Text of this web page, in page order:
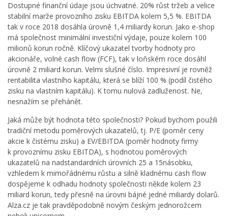
Dostupné finanční údaje jsou úchvatné. 20% růst tržeb a velice
stabilní marže provozního zisku EBITDA kolem 5,5 %. EBITDA
tak v roce 2018 dosáhla úrovně 1,4 miliardy korun. Jako e-shop
má společnost minimální investiční výdaje, pouze kolem 100
milionů korun ročně. Klíčový ukazatel tvorby hodnoty pro
akcionáře, volné cash flow (FCF), tak v loňském roce dosáhl
úrovně 2 miliard korun. Velmi slušné číslo. Impresivní je rovněž
rentabilita vlastního kapitálu, která se blíží 100 % (podíl čistého
zisku na vlastním kapitálu). K tomu nulová zadluženost. Ne,
nesnažím se přehánět.
Jaká může být hodnota této společnosti? Pokud bychom použili
tradiční metodu poměrových ukazatelů, tj. P/E (poměr ceny
akcie k čistému zisku) a EV/EBITDA (poměr hodnoty firmy
k provoznímu zisku EBITDA), s hodnotou poměrových
ukazatelů na nadstandardních úrovních 25 a 15násobku,
vzhledem k mimořádnému růstu a silně kladnému cash flow
dospějeme k odhadu hodnoty společnosti někde kolem 23
miliard korun, tedy přesně na úrovni bájné jedné miliardy dolarů.
Alza.cz je tak pravděpodobně novým českým jednorožcem